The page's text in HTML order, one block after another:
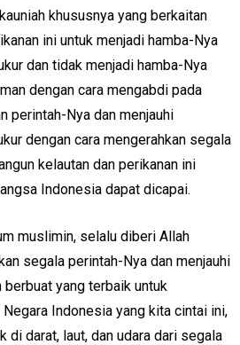
khususnya yang berkaitan
ini untuk menjadi hamba-Nya
dan tidak menjadi hamba-Nya
dengan cara mengabdi pada
perintah-Nya dan menjauhi
dengan cara mengerahkan segala
kelautan dan perikanan ini
Indonesia dapat dicapai.
muslimin, selalu diberi Allah
segala perintah-Nya dan menjauhi
berbuat yang terbaik untuk
Indonesia yang kita cintai ini,
di darat, laut, dan udara dari segala